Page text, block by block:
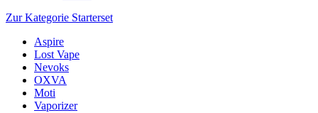
Zur Kategorie Starterset
Aspire
Lost Vape
Nevoks
OXVA
Moti
Vaporizer